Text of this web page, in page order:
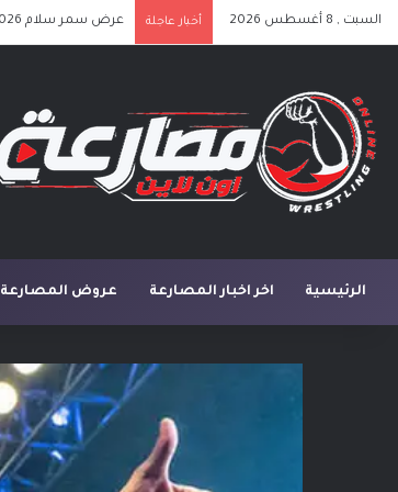
السبت , 8 أغسطس 2026 أخبار عاجلة عرض سمر سلام SummerSlam 2026 الليلة الأولى كامل مترجم
الرئيسية اخر اخبار المصارعة عروض المصارعة